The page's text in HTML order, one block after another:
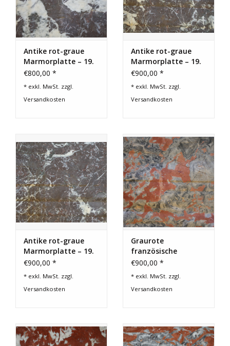
Antike rot-graue
Marmorplatte – 19.
Jahrhundert
€800,00 *
* exkl. MwSt. zzgl.
Versandkosten
Antike rot-graue
Marmorplatte – 19.
Jahrhundert
€900,00 *
* exkl. MwSt. zzgl.
Versandkosten
Antike rot-graue
Marmorplatte – 19.
Jahrhundert
€900,00 *
* exkl. MwSt. zzgl.
Versandkosten
Graurote
französische
Caunes-
€900,00 *
* exkl. MwSt. zzgl.
Versandkosten